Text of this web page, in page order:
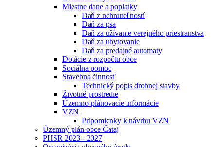
Miestne dane a poplatky
Daň z nehnuteľností
Daň za psa
Daň za užívanie verejného priestranstva
Daň za ubytovanie
Daň za predajné automaty
Dotácie z rozpočtu obce
Sociálna pomoc
Stavebná činnosť
Technický popis drobnej stavby
Životné prostredie
Územno-plánovacie informácie
VZN
Pripomienky k návrhu VZN
Územný plán obce Čataj
PHSR 2023 - 2027